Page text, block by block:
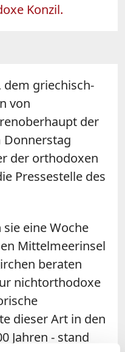
Konzil.
dem griechisch-
von
der
der orthodoxen
Pressestelle des
eine Woche
Mittelmeerinsel
beraten
nichtorthodoxe
dieser Art in den
Jahren - stand